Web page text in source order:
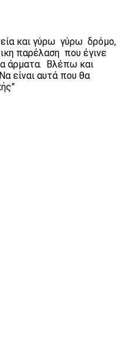
και γύρω γύρω δρόμο,
παρέλαση που έγινε
άρματα. Βλέπω και
είναι αυτά που θα